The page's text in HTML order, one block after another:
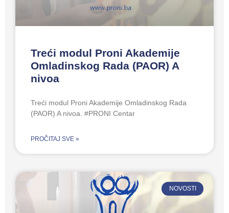
Treći modul Proni Akademije
Omladinskog Rada (PAOR) A
nivoa
Treći modul Proni Akademije Omladinskog Rada
(PAOR) A nivoa. #PRONI Centar
PROČITAJ SVE »
NOVOSTI